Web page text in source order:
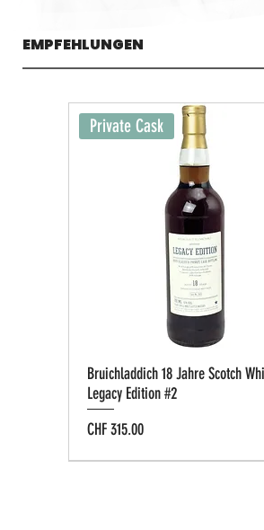
EMPFEHLUNGEN
Private Cask
Bruichladdich 18 Jahre Scotch
Legacy Edition #2
Preis
CHF 315.00